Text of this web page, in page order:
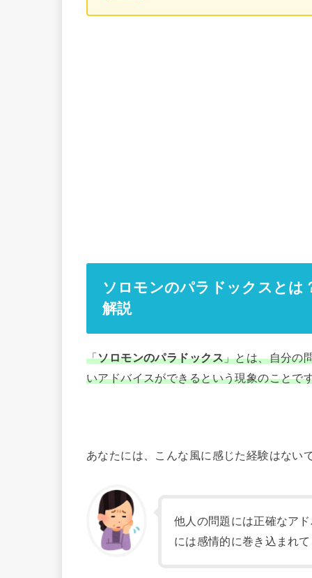
ソロモンのパラドックスとは
解説
「ソロモンのパラドックス」とは、自分の
いアドバイスができるという現象のことで
あなたには、こんな風に感じた経験はない
他人の問題には正確なア
には感情的に巻き込まれ